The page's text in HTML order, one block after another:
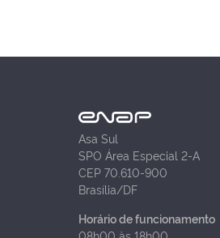
Asa Sul
SPO Área Especial 2-A
CEP 70.610-900
Brasília/DF
Horário de funcionamento